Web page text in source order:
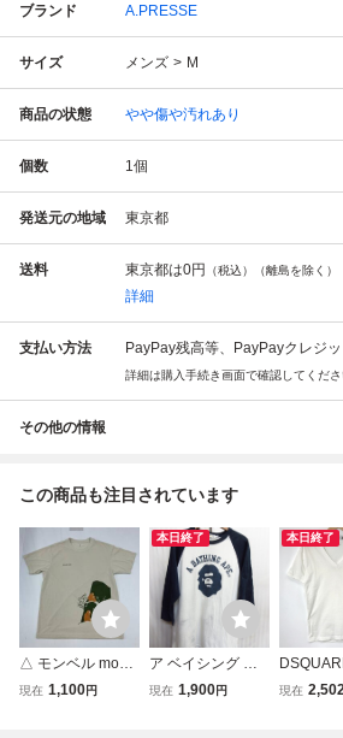
ブランド A.PRESSE
サイズ メンズ M
商品の状態 やや傷や汚れあり
個数 1個
発送元の地域 東京都
送料 東京都は0円 （税込）（離島を除く）
詳細
支払い方法 PayPay残高等、PayPayクレジ
詳細は購入手続き画面で確認してくだ
その他の情報
この商品も注目されています
△ モンベル mont-
bell ウック 半袖 T
現在 1,100円
本日終了
ア ベイシング エ
イプ ビッグロゴ
現在 1,900円
本日終了
ィースク
現在